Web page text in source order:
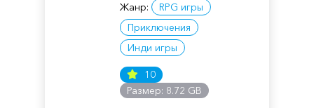
Жанр:
RPG игры
Приключения
Инди игры
10
Размер: 8.72 GB